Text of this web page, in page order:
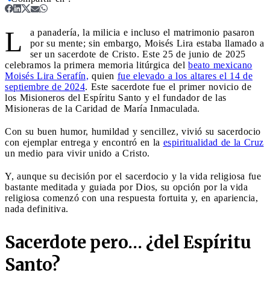
L
a panadería, la milicia e incluso el matrimonio pasaron
por su mente; sin embargo, Moisés Lira estaba llamado a
ser un sacerdote de Cristo. Este 25 de junio de 2025
celebramos la primera memoria litúrgica del beato mexicano
Moisés Lira Serafín, quien fue elevado a los altares el 14 de
septiembre de 2024. Este sacerdote fue el primer novicio de
los Misioneros del Espíritu Santo y el fundador de las
Misioneras de la Caridad de María Inmaculada.
Con su buen humor, humildad y sencillez, vivió su sacerdocio
con ejemplar entrega y encontró en la espiritualidad de la Cruz
un medio para vivir unido a Cristo.
Y, aunque su decisión por el sacerdocio y la vida religiosa fue
bastante meditada y guiada por Dios, su opción por la vida
religiosa comenzó con una respuesta fortuita y, en apariencia,
nada definitiva.
Sacerdote pero… ¿del Espíritu
Santo?